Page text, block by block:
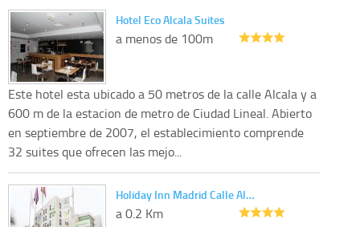
Hotel Eco Alcala Suites
a menos de 100m
Este hotel esta ubicado a 50 metros de la calle Alcala y a
600 m de la estacion de metro de Ciudad Lineal. Abierto
en septiembre de 2007, el establecimiento comprende
32 suites que ofrecen las mejo...
Holiday Inn Madrid Calle Al…
a 0.2 Km